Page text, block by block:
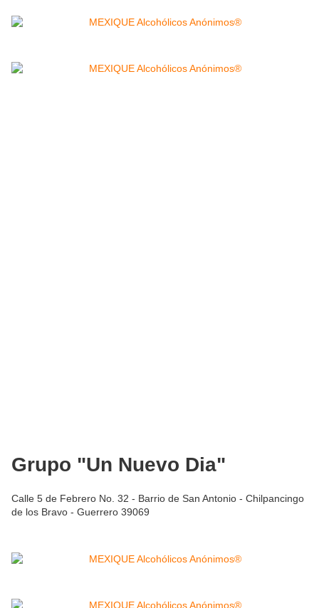
Grupo "Un Nuevo Dia"
Calle 5 de Febrero No. 32 - Barrio de San Antonio - Chilpancingo
de los Bravo - Guerrero 39069